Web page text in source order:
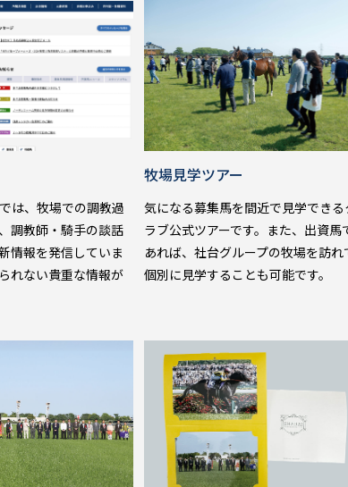
は、牧場での調教過
調教師・騎手の談話
情報を発信していま
れない貴重な情報が
牧場見学ツアー
気になる募集馬を間近で見学できる
ラブ公式ツアーです。また、出資馬
あれば、社台グループの牧場を訪れ
個別に見学することも可能です。